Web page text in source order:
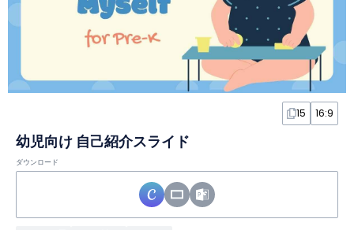
15 16:9
幼児向け 自己紹介スライド
ダウンロード